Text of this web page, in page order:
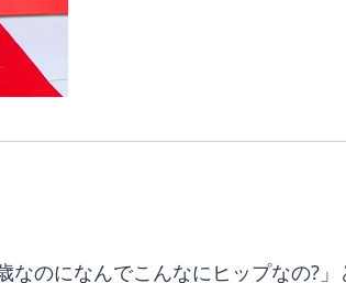
のになんでこんなにヒップなの?